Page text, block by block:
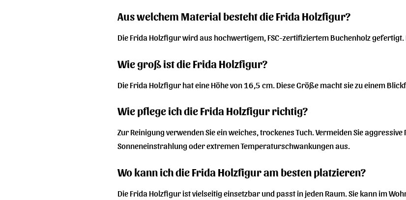
Aus welchem Material besteht die Frida Holzfigur?
Die Frida Holzfigur wird aus hochwertigem, FSC-zertifiziertem Buchenholz
Wie groß ist die Frida Holzfigur?
Die Frida Holzfigur hat eine Höhe von 16,5 cm. Diese Größe macht sie zu einem
Wie pflege ich die Frida Holzfigur richtig?
Zur Reinigung verwenden Sie ein weiches, trockenes Tuch. Vermeiden Sie
Sonneneinstrahlung oder extremen Temperaturschwankungen aus.
Wo kann ich die Frida Holzfigur am besten platzieren?
Die Frida Holzfigur ist vielseitig einsetzbar und passt in jeden Raum. Sie kann im